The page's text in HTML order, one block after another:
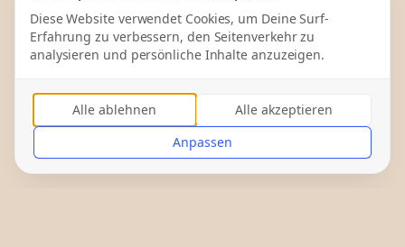
Diese Website verwendet Cookies, um Deine Surf-
Erfahrung zu verbessern, den Seitenverkehr zu
analysieren und persönliche Inhalte anzuzeigen.
Alle ablehnen
Alle akzeptieren
Anpassen